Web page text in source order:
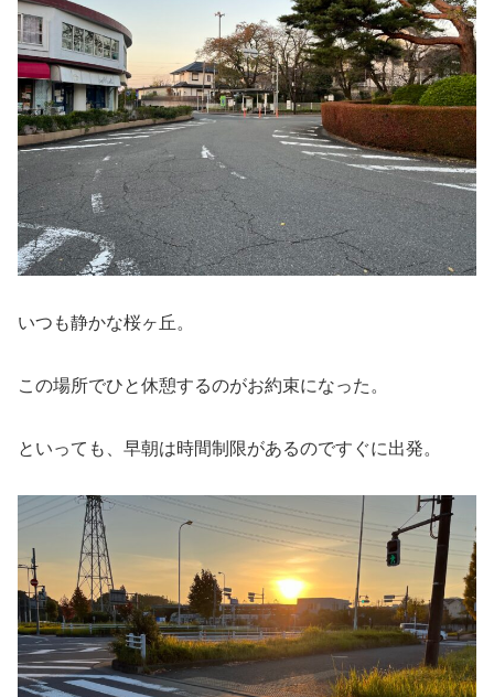
いつも静かな桜ヶ丘。
この場所でひと休憩するのがお約束になった。
といっても、早朝は時間制限があるのですぐに出発。